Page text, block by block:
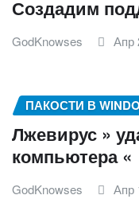
Создадим
GodKnowses Апр
ПАКОСТИ В
Лжевирус »
компьютера «
GodKnowses Апр